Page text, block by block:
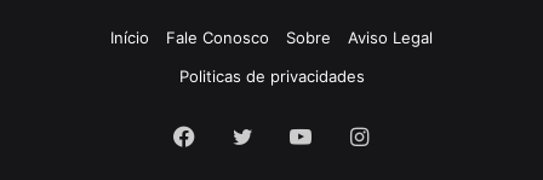
Champions PRO GX
Champions Super GX
Cinebox
Início Fale Conosco Sobre
Aviso Legal
Politicas de privacidades
Facebook
Twitter YouTubeInstagram